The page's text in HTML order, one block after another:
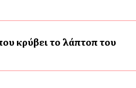
κρύβει το λάπτοπ του